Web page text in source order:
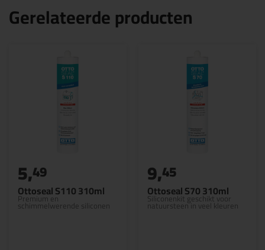
Gerelateerde producten
Ottoseal S110 310ml
Premium en
schimmelwerende siliconen
5,49
Ottoseal S70 310ml
Siliconenkit geschikt voor
natuursteen in veel kleuren
9,45